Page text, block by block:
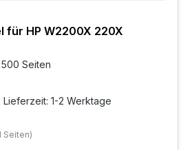
für HP W2200X 220X
Seiten
1-2 Werktage
Seiten)